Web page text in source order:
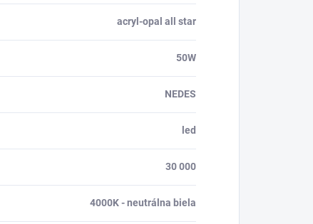
acryl-opal all star
50W
NEDES
led
30 000
4000K - neutrálna biela